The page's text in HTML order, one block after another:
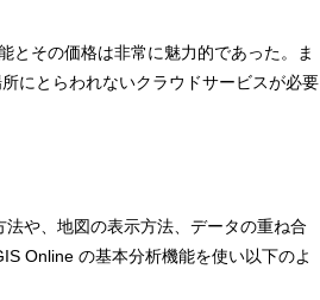
とその価格は非常に魅力的であった。ま
にとらわれないクラウドサービスが必要
や、地図の表示方法、データの重ね合
Online の基本分析機能を使い以下のよ